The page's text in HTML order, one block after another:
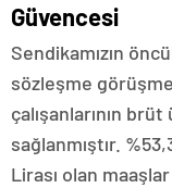
Güvencesi
Sendikamızın
sözleşme
çalışanlarının
sağlanmıştır.
Lirası olan